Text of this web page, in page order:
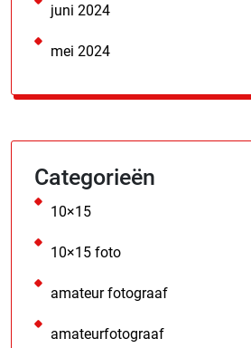
juni 2024
mei 2024
Categorieën
10×15
10×15 foto
amateur fotograaf
amateurfotograaf